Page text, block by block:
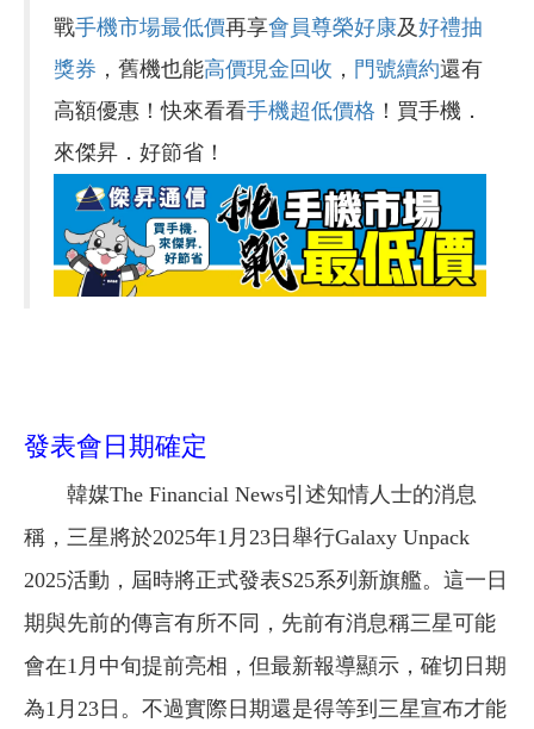
戰手機市場最低價再享會員尊榮好康及好禮抽
獎券 ，舊機也能高價現金回收 ， 門號續約還有
高額優惠！快來看看手機超低價格 ！買手機．
來傑昇．好節省！
發表會日期確定
韓媒The Financial News引述知情人士的消息
稱，三星將於2025年1月23日舉行Galaxy Unpack
2025活動，屆時將正式發表S25系列新旗艦。這一日
期與先前的傳言有所不同，先前有消息稱三星可能
會在1月中旬提前亮相，但最新報導顯示，確切日期
為1月23日。不過實際日期還是得等到三星宣布才能